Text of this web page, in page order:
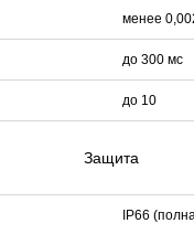
менее
до 300 мс
до 10
Защита
IP66